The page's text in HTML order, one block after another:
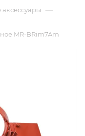
—
MR-BRim7Am